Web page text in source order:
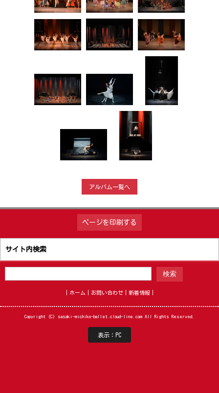
アルバム一覧へ
ページを印刷する
サイト内検索
ホーム お問い合わせ 新着情報
Copyright (C) sasaki-michiko-ballet.cloud-line.com All Rights Reserved.
表示：PC